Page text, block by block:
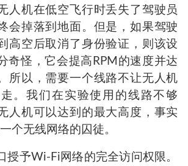
人机在低空飞行时丢失了驾驶员
会掉落到地面。但是，如果驾驶
高空后取消了身份验证，则该设
奇怪，它会提高RPM的速度并达
所以，需要一个线路不让无人机
。我们在实验使用的线路不够
人机可以达到的最大高度，事实
个无线网络的囚徒。
授予Wi-Fi网络的完全访问权限。